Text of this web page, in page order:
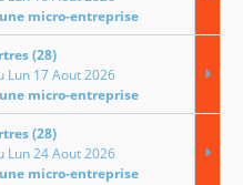
micro-entreprise
(28)
Lun 17 Aout 2026
micro-entreprise
(28)
Lun 24 Aout 2026
micro-entreprise